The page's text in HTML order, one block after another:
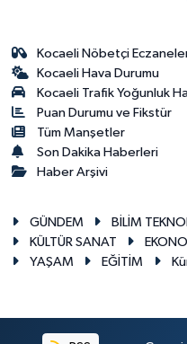
Kocaeli Nöbetçi
Kocaeli Hava Durumu
Kocaeli Trafik Yoğunluk
Puan Durumu ve Fikstür
Tüm Manşetler
Son Dakika Haberleri
Haber Arşivi
GÜNDEM BİLİM
KÜLTÜR SANAT
YAŞAM
EĞİTİM